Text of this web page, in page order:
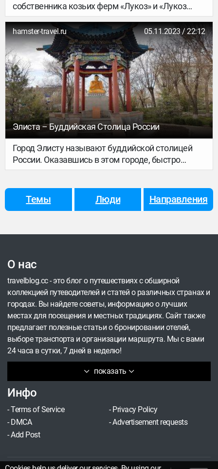
собственника козьих ферм «Лукоз» и «Лукоз
Саба». И один из учредителей. У нас семейный
бизнес – крупнейшее козье стадо в России.
Сегодня я буду вашим экскурсоводом…» Перед
нами стоял молодой человек в светло-голубой
рубашке, в очках, напоминающих о Гарри
Поттере и широкой, гостеприимной улыбкой. Он
сделал приглашающий жест рукой и мы
двинулись по ферме, всем своим видом
демонстрирующей абсолютное благополучие.
hamster-travel.ru 05.11.2023 / 22:12
Элиста – Буддийская Столица России
Город Элисту называют буддийской столицей
России. Оказавшись в этом городе, быстро
понимаешь, почему: в разных уголках Элисты
необычные скульптуры, и, конечно, хурулы. Сам
город – солнечный и спокойный, и люди,
Темы Люди Направления
О нас
показать
travelblog.cc - это блог о путешествиях с обширной
коллекцией путеводителей и статей о различных странах и
городах. Вы найдете советы, информацию о лучших
местах для посещения и местных традициях. Сайт также
предлагает полезные статьи о бронировании отелей,
выборе транспорта и организации маршрута. Мы с вами
24 часа в сутки, 7 дней в неделю!
Инфо
-Terms of Service - Privacy Policy
- DMCA -Advertisement requests
-Add Post